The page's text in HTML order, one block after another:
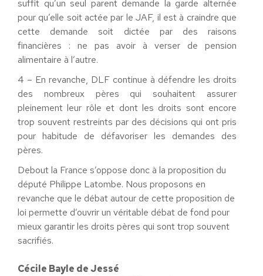
suffit qu’un seul parent demande la garde alternée
pour qu’elle soit actée par le JAF, il est à craindre que
cette demande soit dictée par des raisons
financières : ne pas avoir à verser de pension
alimentaire à l’autre.
4 – En revanche, DLF continue à défendre les droits
des nombreux pères qui souhaitent assurer
pleinement leur rôle et dont les droits sont encore
trop souvent restreints par des décisions qui ont pris
pour habitude de défavoriser les demandes des
pères.
Debout la France s’oppose donc à la proposition du
député Philippe Latombe. Nous proposons en
revanche que le débat autour de cette proposition de
loi permette d’ouvrir un véritable débat de fond pour
mieux garantir les droits pères qui sont trop souvent
sacrifiés.
Cécile Bayle de Jessé